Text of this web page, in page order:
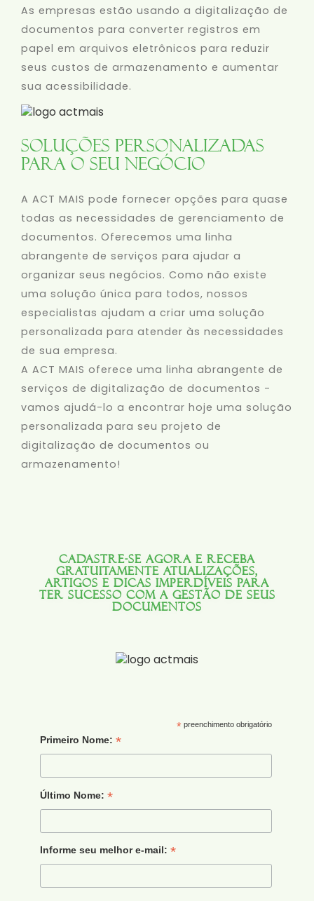
As empresas estão usando a digitalização de
documentos para converter registros em
papel em arquivos eletrônicos para reduzir
seus custos de armazenamento e aumentar
sua acessibilidade.
Soluções personalizadas
para o seu negócio
A ACT MAIS pode fornecer opções para quase
todas as necessidades de gerenciamento de
documentos. Oferecemos uma linha
abrangente de serviços para ajudar a
organizar seus negócios. Como não existe
uma solução única para todos, nossos
especialistas ajudam a criar uma solução
personalizada para atender às necessidades
de sua empresa.
A ACT MAIS oferece uma linha abrangente de
serviços de digitalização de documentos -
vamos ajudá-lo a encontrar hoje uma solução
personalizada para seu projeto de
digitalização de documentos ou
armazenamento!
CADASTRE-SE AGORA E RECEBA
GRATUITAMENTE ATUALIZAÇÕES,
ARTIGOS E DICAS IMPERDÍVEIS PARA
TER SUCESSO COM A GESTÃO DE SEUS
DOCUMENTOS
* preenchimento obrigatório
Primeiro Nome: *
Último Nome: *
Informe seu melhor e-mail: *